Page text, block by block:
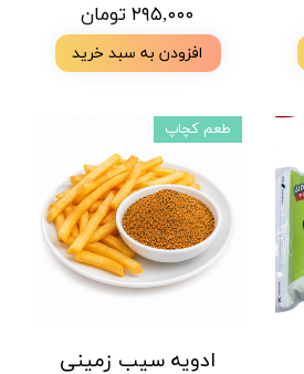
۲۹۵,۰۰۰ تومان
افزودن به سبد خرید
ادویه سیب زمینی
طعم کچاپ